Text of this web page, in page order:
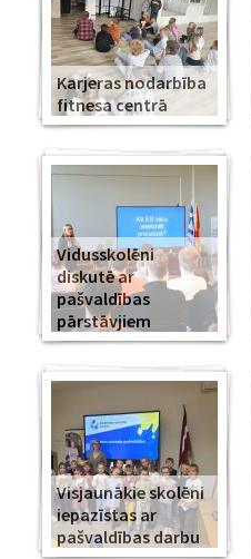
Karjeras nodarbība
fitnesa centrā
Vidusskolēni
diskutē ar
pašvaldības
pārstāvjiem
Visjaunākie skolēni
iepazīstas ar
pašvaldības darbu